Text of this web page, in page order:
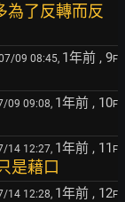
為了反轉而反
09 08:45, 1年前 , 9F
09 09:08, 1年前 , 10F
14 12:27, 1年前 , 11 F
是藉口
14 12:28, 1年前 , 12F